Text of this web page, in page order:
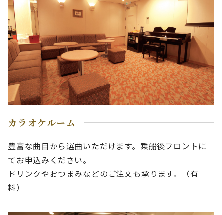
カラオケルーム
豊富な曲目から選曲いただけます。乗船後フロントに
てお申込みください。
ドリンクやおつまみなどのご注文も承ります。（有
料）